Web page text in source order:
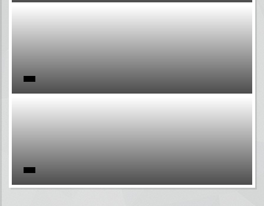
Por favor, aguarde...
Por favor, aguarde...